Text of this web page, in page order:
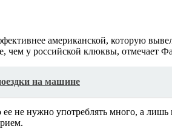
американской, которую
чем у российской клюквы, отмечает
на машине
не нужно употреблять много, а